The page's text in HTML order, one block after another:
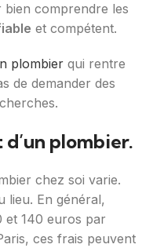
bien comprendre les
et compétent.
plombier qui rentre
de demander des
plombier.
chez soi varie.
lieu. En général,
et 140 euros par
ces frais peuvent